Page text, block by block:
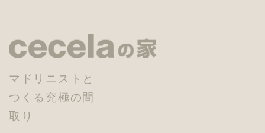
マドリニストと
つくる究極の間
取り